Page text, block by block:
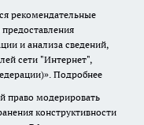
рекомендательные
и анализа сведений,
сети "Интернет",
Подробнее
право модерировать
конструктивности